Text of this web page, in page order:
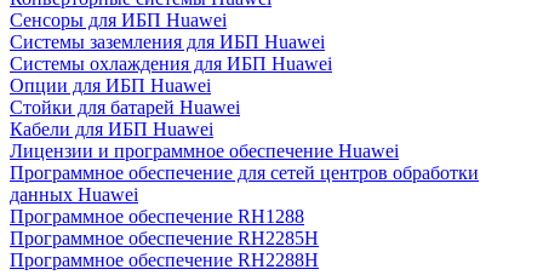
Сенсоры для ИБП Huawei
Системы заземления для ИБП Huawei
Системы охлаждения для ИБП Huawei
Опции для ИБП Huawei
Стойки для батарей Huawei
Кабели для ИБП Huawei
Лицензии и программное обеспечение Huawei
Программное обеспечение для сетей центров обработки
данных Huawei
Программное обеспечение RH1288
Программное обеспечение RH2285H
Программное обеспечение RH2288H